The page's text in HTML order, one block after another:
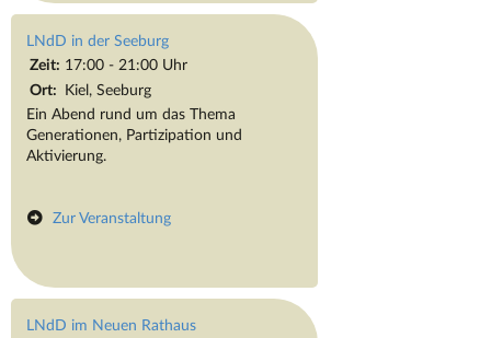
LNdD in der Seeburg
Zeit: 17:00 - 21:00 Uhr
Ort: Kiel, Seeburg
Ein Abend rund um das Thema
Generationen, Partizipation und
Aktivierung.
Zur Veranstaltung
LNdD im Neuen Rathaus